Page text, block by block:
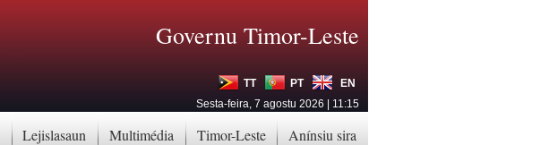
Lejislasaun Multimédia Timor-Leste Anínsiu sira
Governu Timor-Leste
TT PT
EN
Sesta-feira, 7 agostu 2026 | 11:15